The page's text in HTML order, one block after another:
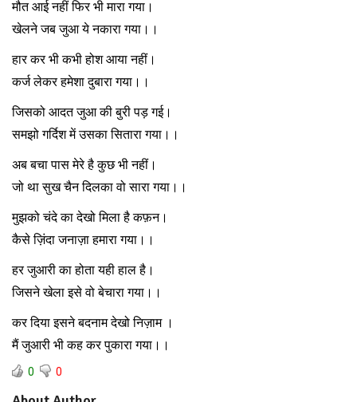
मौत आई नहीं फिर भी मारा गया।
खेलने जब जुआ ये नकारा गया।।
हार कर भी कभी होश आया नहीं।
कर्ज लेकर हमेशा दुबारा गया।।
जिसको आदत जुआ की बुरी पड़ गई।
समझो गर्दिश में उसका सितारा गया।।
अब बचा पास मेरे है कुछ भी नहीं।
जो था सुख चैन दिलका वो सारा गया।।
मुझको चंदे का देखो मिला है कफ़न।
कैसे ज़िंदा जनाज़ा हमारा गया।।
हर जुआरी का होता यही हाल है।
जिसने खेला इसे वो बेचारा गया।।
कर दिया इसने बदनाम देखो निज़ाम ।
मैं जुआरी भी कह कर पुकारा गया।।
0 0